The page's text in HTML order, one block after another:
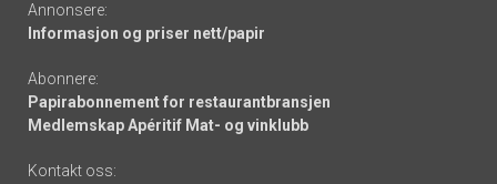
Annonsere:
Informasjon og priser nett/papir
Abonnere:
Papirabonnement for restaurantbransjen
Medlemskap Apéritif Mat- og vinklubb
Kontakt oss: